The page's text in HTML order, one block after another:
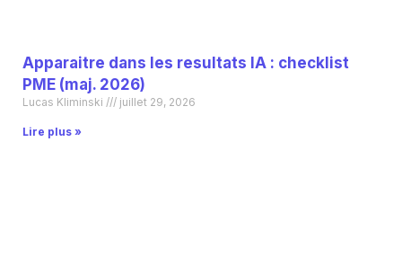
Apparaitre dans les resultats IA : checklist
PME (maj. 2026)
Lucas Kliminski juillet 29, 2026
Lire plus »